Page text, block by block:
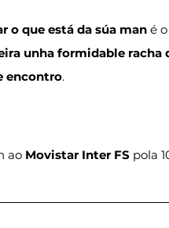
o que está da súa man é
unha formidable
encontro.
ao Movistar Inter FS pola